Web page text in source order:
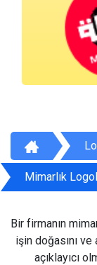
Mimarlık
Bir firmanın
işin doğasını ve
açıklayıcı